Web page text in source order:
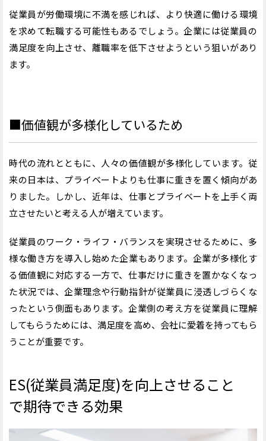
従業員が労働環境に不満を感じれば、より快適に働ける環境
を求めて転職する可能性もあるでしょう。企業には従業員の
満足度を向上させ、離職率を低下させようという狙いがあり
ます。
■価値観が多様化しているため
時代の流れとともに、人々の価値観が多様化しています。従
来の日本は、プライベートよりも仕事に重きを置く傾向があ
りました。しかし、近年は、仕事とプライベートを上手く両
立させたいと考える人が増えています。
従業員のワーク・ライフ・バランスを実現させるために、多
様な働き方を導入し始めた企業もあります。企業が多様化す
る価値観に対応する一方で、仕事だけに重きを置かなくなっ
た状況では、企業理念や行動指針が従業員に浸透しづらくな
ったという側面もあります。企業側の考え方を従業員に理解
してもらうためには、満足度を高め、会社に愛着を持ってもら
うことが重要です。
ES(従業員満足度)を向上させること
で期待できる効果